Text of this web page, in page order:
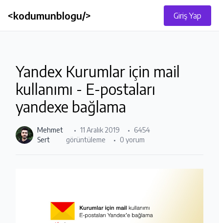
<kodumunblogu/> Giriş Yap
Yandex Kurumlar için mail
kullanımı - E-postaları
yandexe bağlama
Mehmet
Sert
11 Aralık 2019
6454
görüntüleme
0 yorum